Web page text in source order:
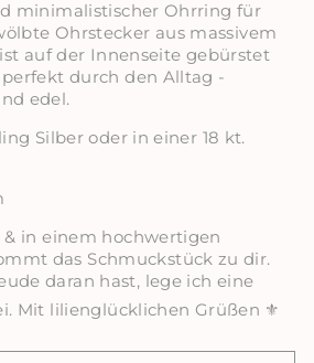
minimalistischer Ohrring für
Ohrstecker aus massivem
auf der Innenseite gebürstet
durch den Alltag -
edel.
Silber oder in einer 18 kt.
in einem hochwertigen
das Schmuckstück zu dir.
daran hast, lege ich eine
Mit lilienglücklichen Grüßen ⚜️